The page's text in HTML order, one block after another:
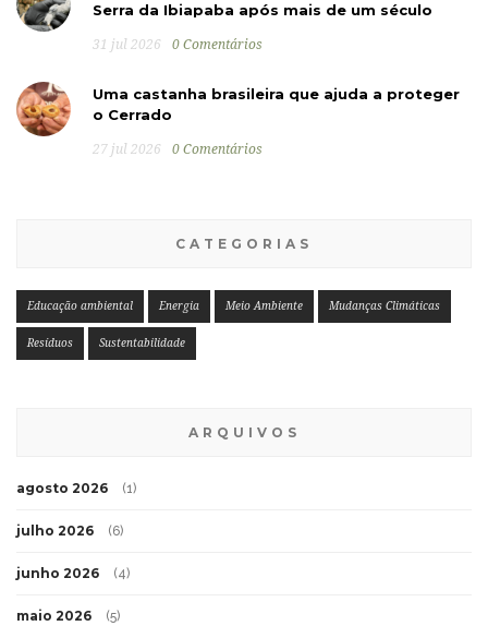
Serra da Ibiapaba após mais de um século
31 jul 2026 0 Comentários
Uma castanha brasileira que ajuda a proteger
o Cerrado
27 jul 2026 0 Comentários
CATEGORIAS
Educação ambiental Energia Meio Ambiente Mudanças Climáticas
Resíduos Sustentabilidade
ARQUIVOS
agosto 2026 (1)
julho 2026 (6)
junho 2026 (4)
maio 2026 (5)